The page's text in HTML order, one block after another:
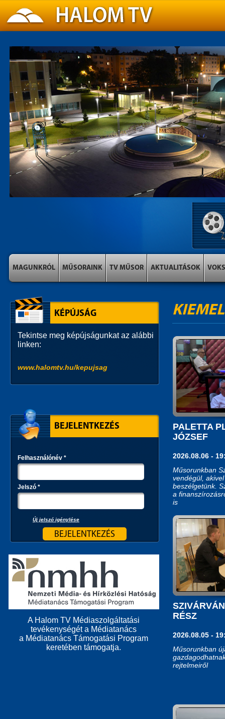
MAGUNKRÓL MŰSORAINK TV MŰSOR AKTUALITÁSOK VOKS
PALETTA
JÓZSEF
2026.08.06 -
Műsorunkban
vendégül,
beszélgetünk.
a
is
RÉSZ
2026.08.05 -
Műsorunkban
rejtelmeiről
KÉPÚJSÁG
Tekintse meg képújságunkat az alábbi
linken:
www.halomtv.hu/kepujsag
BEJELENTKEZÉS
Felhasználónév *
Jelszó *
Új jelszó igénylése
A Halom TV Médiaszolgáltatási
tevékenységét a Médiatanács
a Médiatanács Támogatási Program
keretében támogatja.